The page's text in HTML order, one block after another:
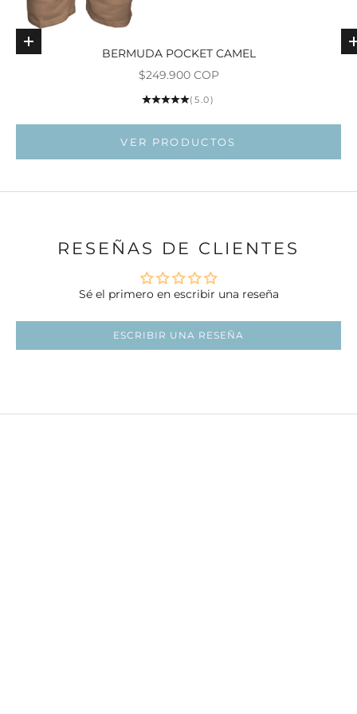
Elige opciones
BERMUDA POCKET CAMEL
Precio de oferta
$249.900 COP
(5.0)
VER PRODUCTOS
RESEÑAS DE CLIENTES
Sé el primero en escribir una reseña
ESCRIBIR UNA RESEÑA